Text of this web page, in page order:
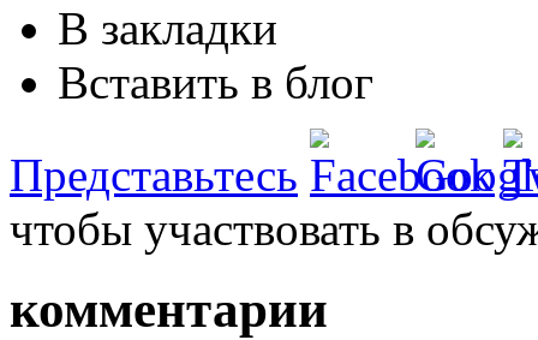
В закладки
Вставить в блог
Представьтесь
чтобы участвовать в
комментарии